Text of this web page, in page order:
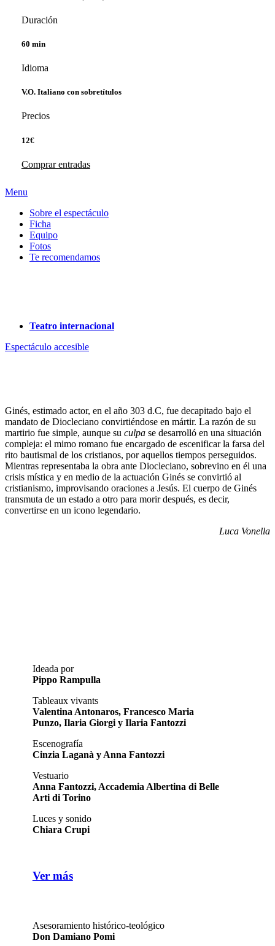
Duración
60 min
Idioma
V.O. Italiano con sobretítulos
Precios
12€
Comprar entradas
Menu
Sobre el espectáculo
Ficha
Equipo
Fotos
Te recomendamos
Teatro internacional
Espectáculo accesible
Ginés, estimado actor, en el año 303 d.C, fue decapitado bajo el
mandato de Diocleciano convirtiéndose en mártir. La razón de su
martirio fue simple, aunque su culpa se desarrolló en una situación
compleja: el mimo romano fue encargado de escenificar la farsa del
rito bautismal de los cristianos, por aquellos tiempos perseguidos.
Mientras representaba la obra ante Diocleciano, sobrevino en él una
crisis mística y en medio de la actuación Ginés se convirtió al
cristianismo, improvisando oraciones a Jesús. El cuerpo de Ginés
transmuta de un estado a otro para morir después, es decir,
convertirse en un icono legendario.
Luca Vonella
Ideada por
Pippo Rampulla
Tableaux vivants
Valentina Antonaros, Francesco Maria
Punzo, Ilaria Giorgi y Ilaria Fantozzi
Escenografía
Cinzia Laganà y Anna Fantozzi
Vestuario
Anna Fantozzi, Accademia Albertina di Belle
Arti di Torino
Luces y sonido
Chiara Crupi
Ver más
Asesoramiento histórico-teológico
Don Damiano Pomi